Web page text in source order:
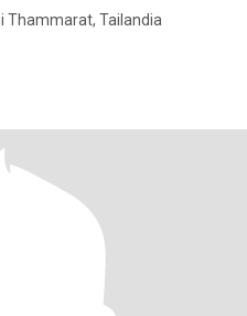
Thammarat, Tailandia